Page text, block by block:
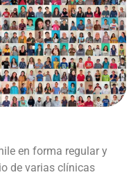
en forma regular y
de varias clínicas